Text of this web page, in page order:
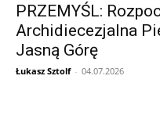
PRZEMYŚL:
Archidiecezjalna
Jasną Górę
Łukasz Sztolf - 04.07.2026